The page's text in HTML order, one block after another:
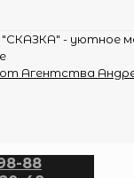
- уютное
Агентства
88